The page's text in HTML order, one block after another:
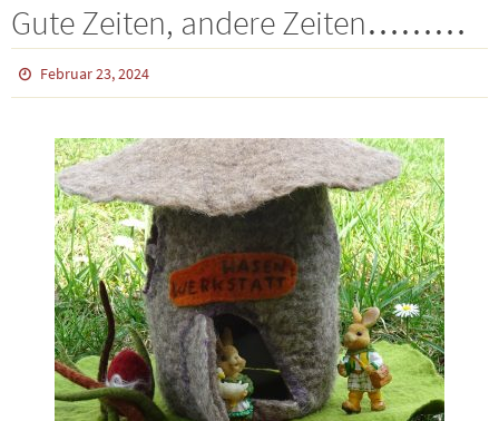
Gute Zeiten, andere Zeiten………
Februar 23, 2024